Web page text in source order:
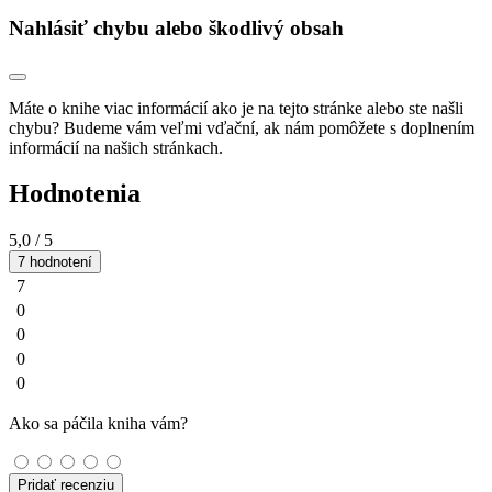
Nahlásiť chybu alebo škodlivý obsah
Máte o knihe viac informácií ako je na tejto stránke alebo ste našli
chybu? Budeme vám veľmi vďační, ak nám pomôžete s doplnením
informácií na našich stránkach.
Hodnotenia
5,0 / 5
7 hodnotení
7
0
0
0
0
Ako sa páčila kniha vám?
Pridať recenziu